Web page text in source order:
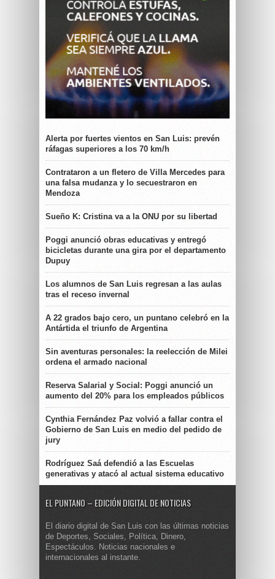
Alerta por fuertes vientos en San Luis: prevén
ráfagas superiores a los 70 km/h
Contrataron a un fletero de Villa Mercedes para
una falsa mudanza y lo secuestraron en
Mendoza
Sueño K: Cristina va a la ONU por su libertad
Poggi anunció obras educativas y entregó
bicicletas durante una gira por el departamento
Dupuy
Los alumnos de San Luis regresan a las aulas
tras el receso invernal
A 22 grados bajo cero, un puntano celebró en la
Antártida el triunfo de Argentina
Sin aventuras personales: la reelección de Milei
ordena el armado nacional
Reserva Salarial y Social: Poggi anunció un
aumento del 20% para los empleados públicos
Cynthia Fernández Paz volvió a fallar contra el
Gobierno de San Luis en medio del pedido de
jury
Rodríguez Saá defendió a las Escuelas
generativas y atacó al actual sistema educativo
EL PUNTANO – EDICIÓN DIGITAL DE NOTICIAS
El diario digital de San Luis con las últimas noticias
de Deportes, Sociales, Política, Dinero,
Espectáculos. Noticias nacionales e
internacionales al instante.